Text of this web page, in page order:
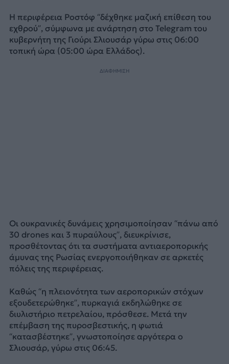
Η περιφέρεια Ροστόφ “δέχθηκε μαζική επίθεση του
εχθρού”, σύμφωνα με ανάρτηση στο Telegram του
κυβερνήτη της Γιούρι Σλιουσάρ γύρω στις 06:00
τοπική ώρα (05:00 ώρα Ελλάδος).
ΔΙΑΦΗΜΙΣΗ
Οι ουκρανικές δυνάμεις χρησιμοποίησαν “πάνω από
30 drones και 3 πυραύλους”, διευκρίνισε,
προσθέτοντας ότι τα συστήματα αντιαεροπορικής
άμυνας της Ρωσίας ενεργοποιήθηκαν σε αρκετές
πόλεις της περιφέρειας.
Καθώς “η πλειονότητα των αεροπορικών στόχων
εξουδετερώθηκε”, πυρκαγιά εκδηλώθηκε σε
διυλιστήριο πετρελαίου, πρόσθεσε. Μετά την
επέμβαση της πυροσβεστικής, η φωτιά
“κατασβέστηκε”, γνωστοποίησε αργότερα ο
Σλιουσάρ, γύρω στις 06:45.